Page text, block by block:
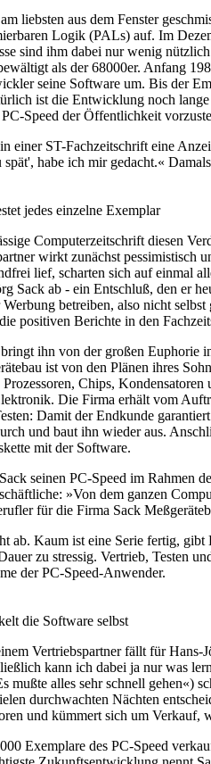
liebsten aus dem Fenster
Logik (PALs) auf. Im
sind ihm dabei nur wenig
als der 68000er. Anfang
seine Software um. Bis der
ist die Entwicklung noch
Speed der Öffentlichkeit
einer ST-Fachzeitschrift eine
habe ich mir gedacht.«
jedes einzelne Exemplar
Computerzeitschrift diesen
wirkt zunächst pessimistisch
lief, scharten sich auf einmal
Sack ab - ein Entschluß, den er
betreiben, also nicht
positiven Berichte in den
ihn von der großen Euphorie
ist von den Plänen ihres
Chips,
Die Firma erhält vom
Damit der Endkunde
und baut ihn wieder aus.
mit der Software.
seinen PC-Speed im Rahmen
»Von dem ganzen
für die Firma Sack
ab. Kaum ist eine Serie fertig,
zu stressig. Vertrieb, Testen
der PC-Speed-Anwender.
die Software selbst
Vertriebspartner fällt für Hans-
kann ich dabei ja nur was
mußte alles sehr schnell gehen«)
durchwachten Nächten
und kümmert sich um Verkauf,
Exemplare des PC-Speed